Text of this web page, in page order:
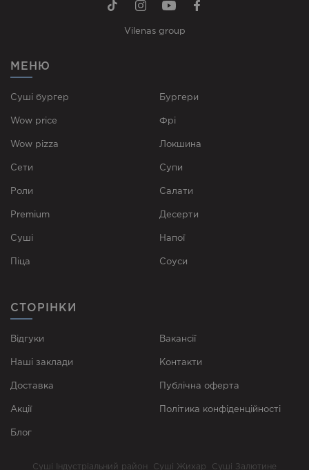
Vilenas group
МЕНЮ
Суші бургер
Wow price
Wow pizza
Сети
Роли
Premium
Суші
Піца
Бургери
Фрі
Локшина
Супи
Cалати
Десерти
Напої
Соуси
СТОРІНКИ
Відгуки
Наші заклади
Доставка
Акції
Блог
Вакансії
Контакти
Публічна оферта
Політика конфіденційності
Суші Індустріальний район Суші Жихар Суші Залютине